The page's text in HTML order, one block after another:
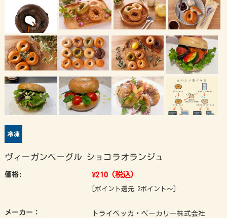
ヴィーガンベーグル ショコラオランジュ
価格: ¥210 (税込)
[ポイント還元 2ポイント～]
メーカー：
トライベッカ・ベーカリー株式会社